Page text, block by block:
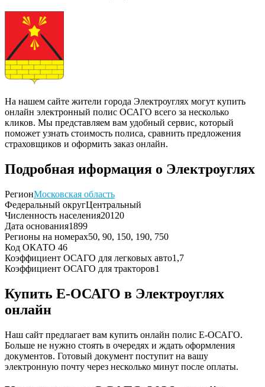
На нашем сайте жители города Электроуглях могут купить
онлайн электронный полис ОСАГО всего за несколько
кликов. Мы представляем вам удобный сервис, который
поможет узнать стоимость полиса, сравнить предложения
страховщиков и оформить заказ онлайн.
Подробная иформация о Электроуглях
РегионМосковская область
Федеральный округЦентральный
Численность населения20120
Дата основания1899
Регионы на номерах50, 90, 150, 190, 750
Код ОКАТО 46
Коэффициент ОСАГО для легковых авто1,7
Коэффициент ОСАГО для тракторов1
Купить Е-ОСАГО в Электроуглях
онлайн
Наш сайт предлагает вам купить онлайн полис Е-ОСАГО.
Больше не нужно стоять в очередях и ждать оформления
документов. Готовый документ поступит на вашу
электронную почту через несколько минут после оплаты.